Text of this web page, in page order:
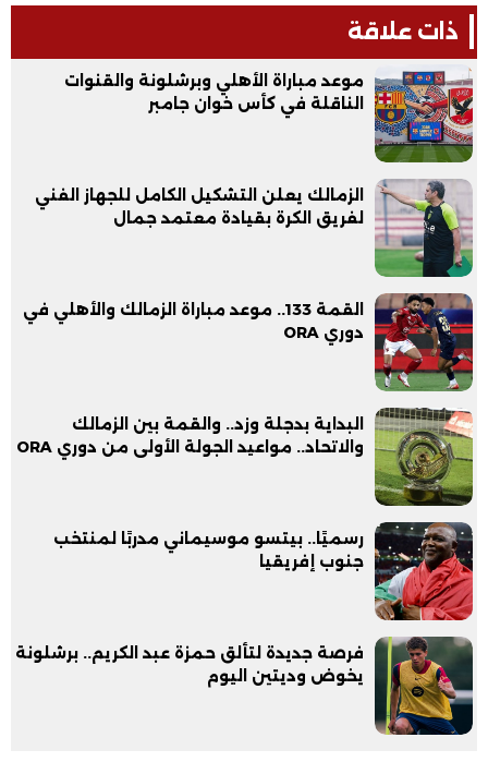
ذات علاقة
موعد مباراة الأهلي وبرشلونة والقنوات
الناقلة في كأس خوان جامبر
الزمالك يعلن التشكيل الكامل للجهاز الفني
لفريق الكرة بقيادة معتمد جمال
القمة 133.. موعد مباراة الزمالك والأهلي في
دوري ORA
البداية بدجلة وزد.. والقمة بين الزمالك
والاتحاد.. مواعيد الجولة الأولى من دوري ORA
رسميًا.. بيتسو موسيماني مدربًا لمنتخب
جنوب إفريقيا
فرصة جديدة لتألق حمزة عبد الكريم.. برشلونة
يخوض وديتين اليوم